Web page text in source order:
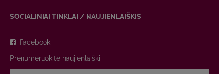
SOCIALINIAI TINKLAI / NAUJIENLAIŠKIS
Facebook
Prenumeruokite naujienlaiškį